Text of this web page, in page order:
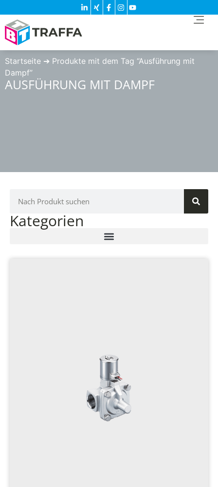
Startseite ➔ Produkte mit dem Tag “Ausführung mit
Dampf”
AUSFÜHRUNG MIT DAMPF
Kategorien